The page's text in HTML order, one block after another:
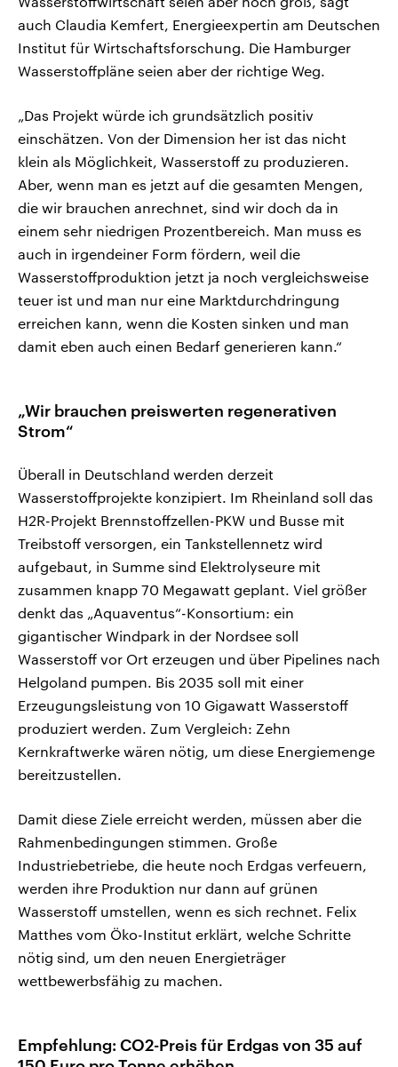
auch Claudia Kemfert, Energieexpertin am Deutschen
Institut für Wirtschaftsforschung. Die Hamburger
Wasserstoffpläne seien aber der richtige Weg.
„Das Projekt würde ich grundsätzlich positiv
einschätzen. Von der Dimension her ist das nicht
klein als Möglichkeit, Wasserstoff zu produzieren.
Aber, wenn man es jetzt auf die gesamten Mengen,
die wir brauchen anrechnet, sind wir doch da in
einem sehr niedrigen Prozentbereich. Man muss es
auch in irgendeiner Form fördern, weil die
Wasserstoffproduktion jetzt ja noch vergleichsweise
teuer ist und man nur eine Marktdurchdringung
erreichen kann, wenn die Kosten sinken und man
damit eben auch einen Bedarf generieren kann.“
„Wir brauchen preiswerten regenerativen
Strom“
Überall in Deutschland werden derzeit
Wasserstoffprojekte konzipiert. Im Rheinland soll das
H2R-Projekt Brennstoffzellen-PKW und Busse mit
Treibstoff versorgen, ein Tankstellennetz wird
aufgebaut, in Summe sind Elektrolyseure mit
zusammen knapp 70 Megawatt geplant. Viel größer
denkt das „Aquaventus“-Konsortium: ein
gigantischer Windpark in der Nordsee soll
Wasserstoff vor Ort erzeugen und über Pipelines nach
Helgoland pumpen. Bis 2035 soll mit einer
Erzeugungsleistung von 10 Gigawatt Wasserstoff
produziert werden. Zum Vergleich: Zehn
Kernkraftwerke wären nötig, um diese Energiemenge
bereitzustellen.
Damit diese Ziele erreicht werden, müssen aber die
Rahmenbedingungen stimmen. Große
Industriebetriebe, die heute noch Erdgas verfeuern,
werden ihre Produktion nur dann auf grünen
Wasserstoff umstellen, wenn es sich rechnet. Felix
Matthes vom Öko-Institut erklärt, welche Schritte
nötig sind, um den neuen Energieträger
wettbewerbsfähig zu machen.
Empfehlung: CO2-Preis für Erdgas von 35 auf